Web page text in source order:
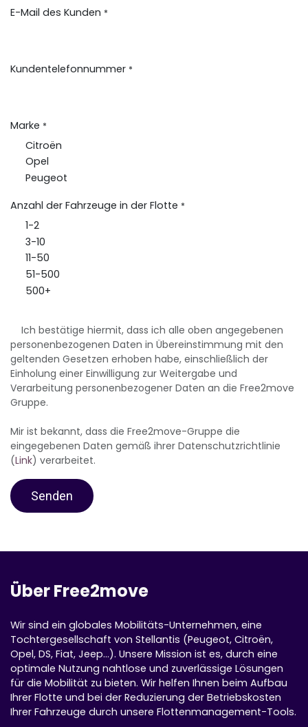
E-Mail des Kunden *
Kundentelefonnummer *
Marke *
Citroën
Opel
Peugeot
Anzahl der Fahrzeuge in der Flotte *
1-2
3-10
11-50
51-500
500+
Ich bestätige hiermit, dass ich alle oben angegebenen
personenbezogenen Daten in Übereinstimmung mit den
geltenden Gesetzen erhoben habe, einschließlich der
Einholung einer Einwilligung zur Weitergabe und
Verarbeitung personenbezogener Daten an die Free2move
Gruppe.
Mir ist bekannt, dass die Free2move-Gruppe die
eingegebenen Daten gemäß ihrer Datenschutzrichtlinie
(Link) verarbeitet.
Senden
Über Free2move
Wir sind ein globales Mobilitäts-Unternehmen, eine
Tochtergesellschaft von Stellantis (Peugeot, Citroën,
Opel, DS, Fiat, Jeep...). Unsere Mission ist es, durch eine
optimale Nutzung nahtlose und zuverlässige Lösungen
für die Mobilität zu bieten. Wir helfen Ihnen beim Aufbau
Ihrer Flotte und bei der Reduzierung der Betriebskosten
Ihrer Fahrzeuge durch unsere Flottenmanagement-Tools.